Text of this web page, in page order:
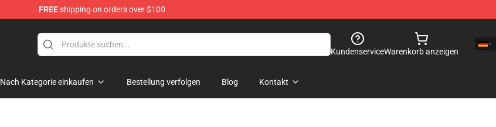
FREEshipping on orders over $100
KundenserviceWarenkorb anzeigen
Nach Kategorie einkaufen Bestellung verfolgen Blog Kontakt